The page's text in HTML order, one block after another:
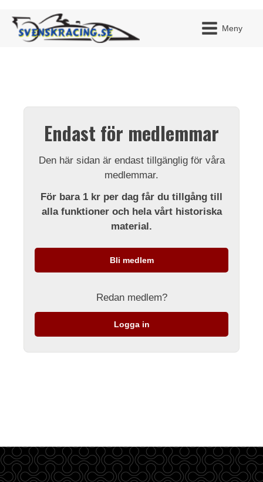
Meny
Endast för medlemmar
Den här sidan är endast tillgänglig för våra
medlemmar.
För bara 1 kr per dag får du tillgång till
alla funktioner och hela vårt historiska
material.
Bli medlem
Redan medlem?
Logga in